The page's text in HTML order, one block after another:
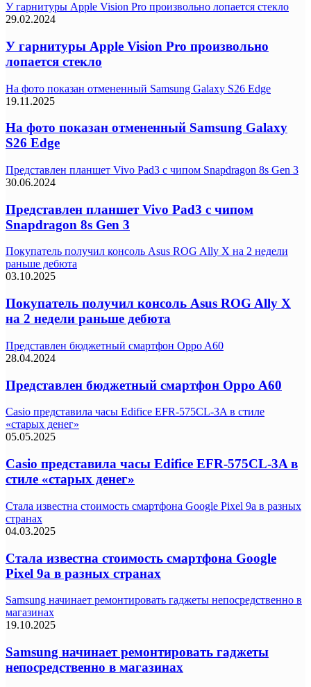
У гарнитуры Apple Vision Pro произвольно лопается стекло
29.02.2024
У гарнитуры Apple Vision Pro произвольно
лопается стекло
На фото показан отмененный Samsung Galaxy S26 Edge
19.11.2025
На фото показан отмененный Samsung Galaxy
S26 Edge
Представлен планшет Vivo Pad3 с чипом Snapdragon 8s Gen 3
30.06.2024
Представлен планшет Vivo Pad3 с чипом
Snapdragon 8s Gen 3
Покупатель получил консоль Asus ROG Ally X на 2 недели
раньше дебюта
03.10.2025
Покупатель получил консоль Asus ROG Ally X
на 2 недели раньше дебюта
Представлен бюджетный смартфон Oppo A60
28.04.2024
Представлен бюджетный смартфон Oppo A60
Casio представила часы Edifice EFR-575CL-3A в стиле
«старых денег»
05.05.2025
Casio представила часы Edifice EFR-575CL-3A в
стиле «старых денег»
Стала известна стоимость смартфона Google Pixel 9a в разных
странах
04.03.2025
Стала известна стоимость смартфона Google
Pixel 9a в разных странах
Samsung начинает ремонтировать гаджеты непосредственно в
магазинах
19.10.2025
Samsung начинает ремонтировать гаджеты
непосредственно в магазинах